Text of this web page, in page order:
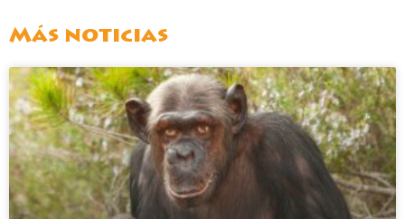
Más noticias